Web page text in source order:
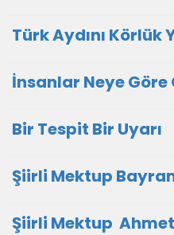
Türk Aydını Körlük
İnsanlar Neye Göre
Bir Tespit Bir Uyarı
Şiirli Mektup
Şiirli Mektup